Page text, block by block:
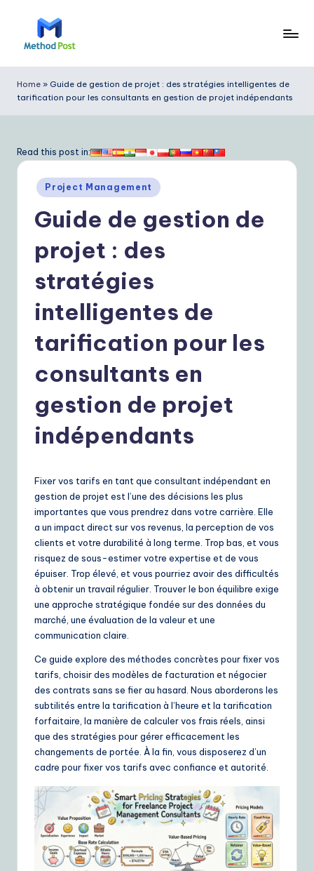
e
t
o
o
D
ai
ly
G
ui
d
o
A
&
S
Home » Guide de gestion de projet : des stratégies intelligentes de
tarification pour les consultants en gestion de projet indépendants
Read this post in:
Posted
in
Project Management
Guide de gestion de
projet : des
stratégies
intelligentes de
tarification pour les
consultants en
gestion de projet
indépendants
Fixer vos tarifs en tant que consultant indépendant en
gestion de projet est l’une des décisions les plus
importantes que vous prendrez dans votre carrière. Elle
a un impact direct sur vos revenus, la perception de vos
clients et votre durabilité à long terme. Trop bas, et vous
risquez de sous-estimer votre expertise et de vous
épuiser. Trop élevé, et vous pourriez avoir des difficultés
à obtenir un travail régulier. Trouver le bon équilibre exige
une approche stratégique fondée sur des données du
marché, une évaluation de la valeur et une
communication claire.
Ce guide explore des méthodes concrètes pour fixer vos
tarifs, choisir des modèles de facturation et négocier
des contrats sans se fier au hasard. Nous aborderons les
subtilités entre la tarification à l’heure et la tarification
forfaitaire, la manière de calculer vos frais réels, ainsi
que des stratégies pour gérer efficacement les
changements de portée. À la fin, vous disposerez d’un
cadre pour fixer vos tarifs avec confiance et autorité.